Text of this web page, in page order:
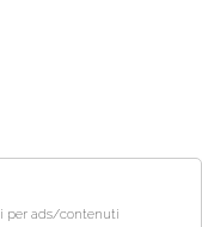
per ads/contenuti